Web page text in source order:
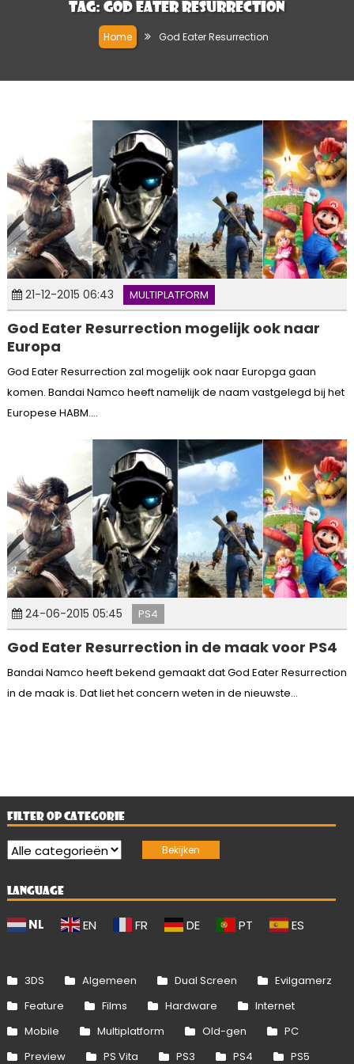
Tag: God Eater Resurrection
Home God Eater Resurrection
21-12-2015 06:43 MULTIPLATFORM
God Eater Resurrection mogelijk ook naar
Europa
God Eater Resurrection zal mogelijk ook naar Europga gaan
komen. Bandai Namco heeft namelijk de naam vastgelegd bij het
Europese HABM....
24-06-2015 05:45 PS4
God Eater Resurrection in de maak voor PS4
Bandai Namco heeft bekend gemaakt dat God Eater Resurrection
in de maak is. Dat liet het concern weten in de nieuwste...
FILTER OP CATEGORIE
LANGUAGE
NL EN FR DE PT ES
3DS Algemeen Dual Screen
Evilgamerz
Feature
Films Hardware
Internet
Mobile
Multiplatform Old-gen
PC
Preview
PS Vita PS3 PS4 PS5